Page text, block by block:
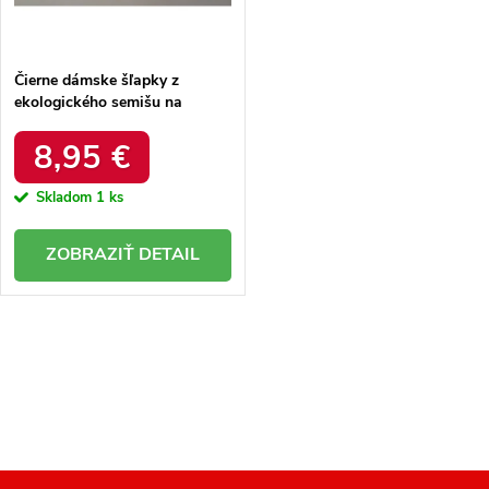
o
Čierne dámske šľapky z
ekologického semišu na
kód produktu G-5035
8,95 €
Skladom 1 ks
DETAIL
d